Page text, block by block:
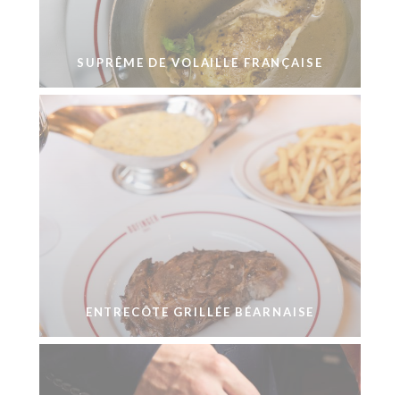
SUPRÊME DE VOLAILLE FRANÇAISE
ENTRECÔTE GRILLÉE BÉARNAISE